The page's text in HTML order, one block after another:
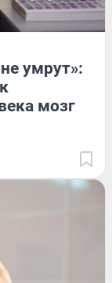
умрут»:
мозг